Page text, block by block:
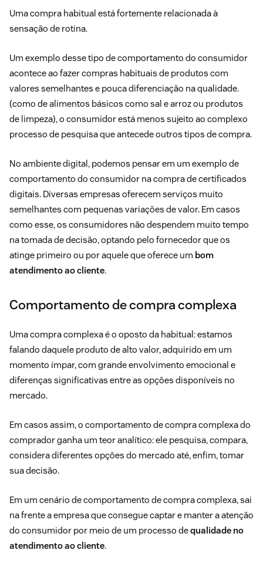
Uma compra habitual está fortemente relacionada à
sensação de rotina.
Um exemplo desse tipo de comportamento do consumidor
acontece ao fazer compras habituais de produtos com
valores semelhantes e pouca diferenciação na qualidade.
(como de alimentos básicos como sal e arroz ou produtos
de limpeza), o consumidor está menos sujeito ao complexo
processo de pesquisa que antecede outros tipos de compra.
No ambiente digital, podemos pensar em um exemplo de
comportamento do consumidor na compra de certificados
digitais. Diversas empresas oferecem serviços muito
semelhantes com pequenas variações de valor. Em casos
como esse, os consumidores não despendem muito tempo
na tomada de decisão, optando pelo fornecedor que os
atinge primeiro ou por aquele que oferece um bom
atendimento ao cliente.
Comportamento de compra complexa
Uma compra complexa é o oposto da habitual: estamos
falando daquele produto de alto valor, adquirido em um
momento ímpar, com grande envolvimento emocional e
diferenças significativas entre as opções disponíveis no
mercado.
Em casos assim, o comportamento de compra complexa do
comprador ganha um teor analítico: ele pesquisa, compara,
considera diferentes opções do mercado até, enfim, tomar
sua decisão.
Em um cenário de comportamento de compra complexa, sai
na frente a empresa que consegue captar e manter a atenção
do consumidor por meio de um processo dequalidade no
atendimento ao cliente.